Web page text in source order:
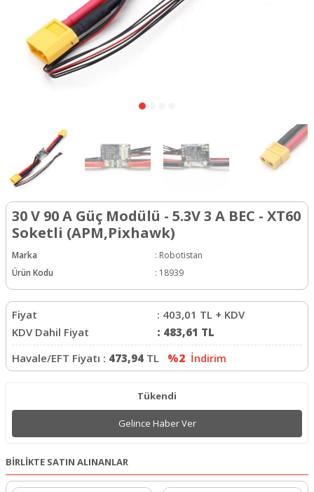
30 V 90 A Güç Modülü - 5.3V 3 A BEC - XT60
Soketli (APM,Pixhawk)
Marka : Robotistan
Ürün Kodu
: 18939
Fiyat : 403,01 TL + KDV
KDV Dahil Fiyat
: 483,61 TL
Havale/EFT Fiyatı : 473,94 TL %2 İndirim
Tükendi
Gelince Haber Ver
BİRLİKTE SATIN ALINANLAR